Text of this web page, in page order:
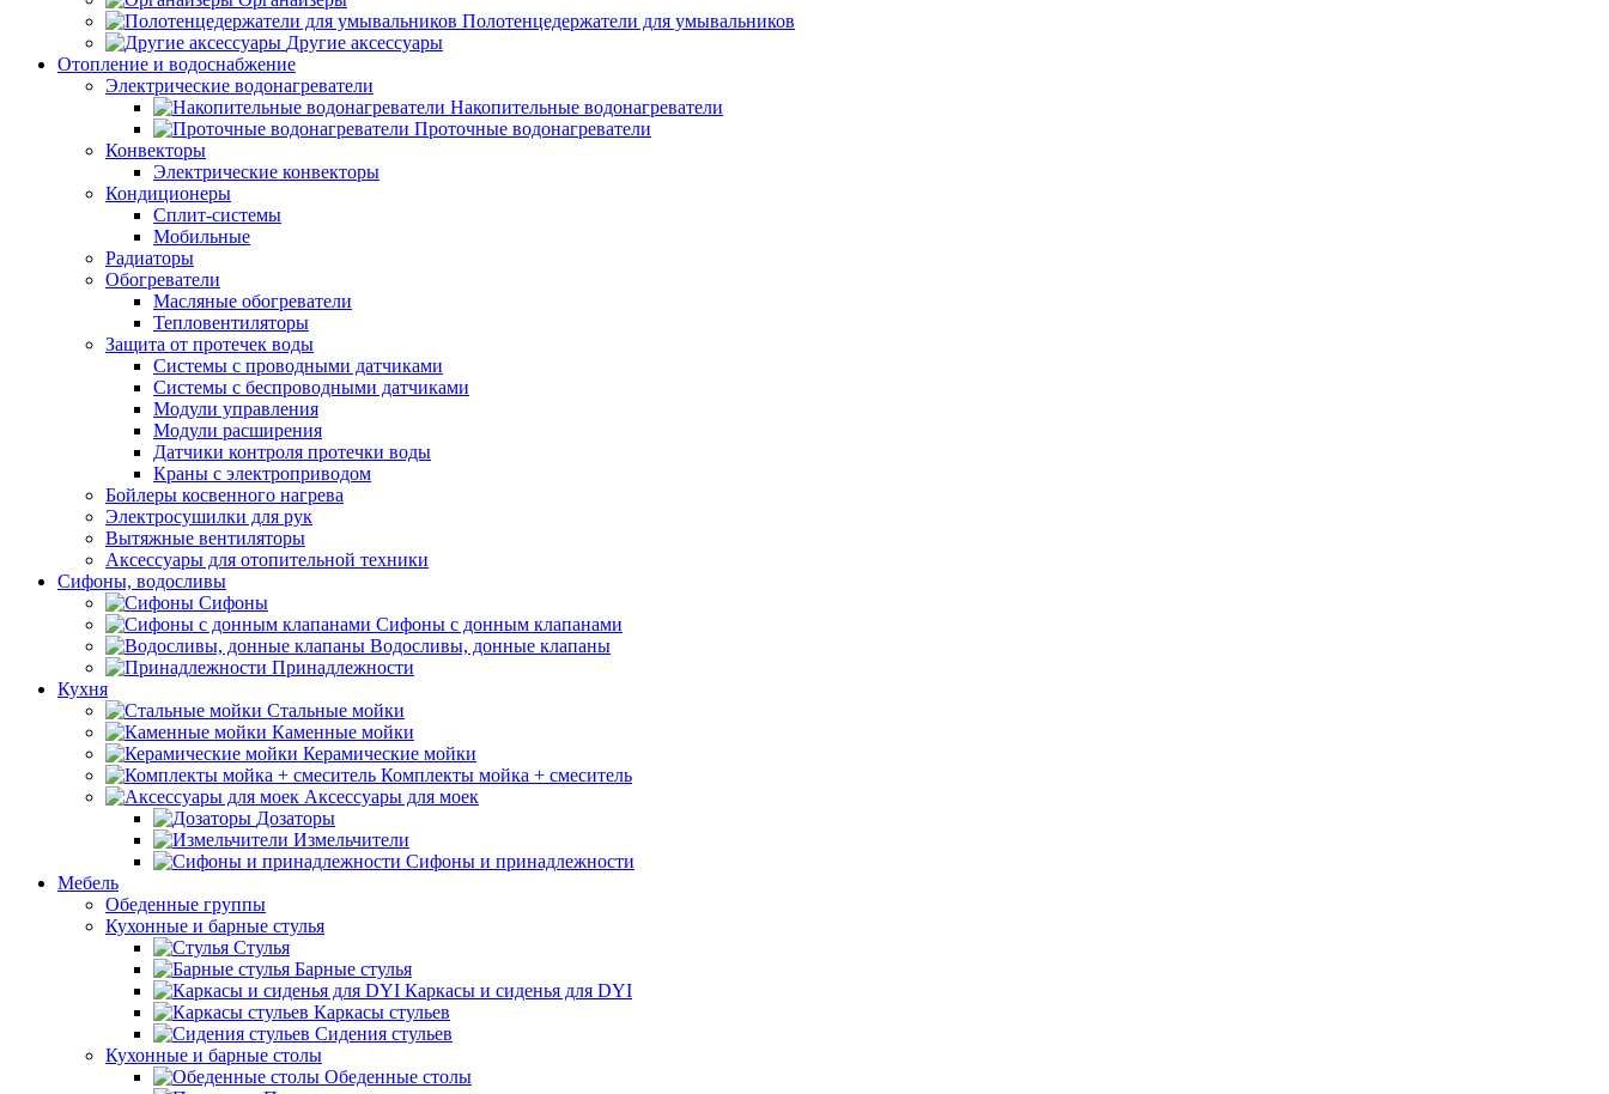
Полотенцедержатели для умывальников
Другие аксессуары
Отопление и водоснабжение
Электрические водонагреватели
Накопительные водонагреватели
Проточные водонагреватели
Конвекторы
Электрические конвекторы
Кондиционеры
Сплит-системы
Мобильные
Радиаторы
Обогреватели
Масляные обогреватели
Тепловентиляторы
Защита от протечек воды
Системы с проводными датчиками
Системы с беспроводными датчиками
Модули управления
Модули расширения
Датчики контроля протечки воды
Краны с электроприводом
Бойлеры косвенного нагрева
Электросушилки для рук
Вытяжные вентиляторы
Аксессуары для отопительной техники
Сифоны, водосливы
Сифоны
Сифоны с донным клапанами
Водосливы, донные клапаны
Принадлежности
Кухня
Стальные мойки
Каменные мойки
Керамические мойки
Комплекты мойка + смеситель
Аксессуары для моек
Дозаторы
Измельчители
Сифоны и принадлежности
Мебель
Обеденные группы
Кухонные и барные стулья
Стулья
Барные стулья
Каркасы и сиденья для DYI
Каркасы стульев
Сидения стульев
Кухонные и барные столы
Обеденные столы